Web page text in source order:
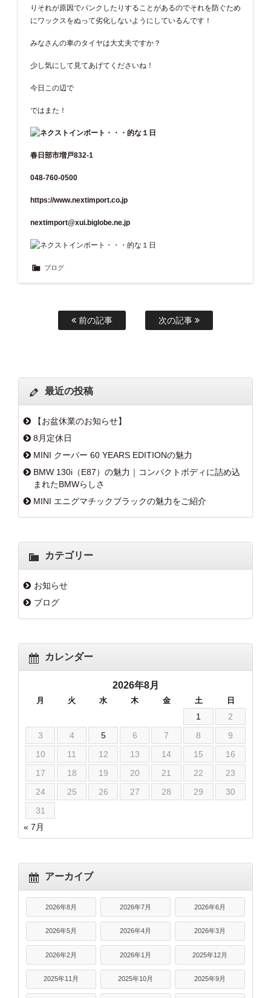
りそれが原因でパンクしたりすることがあるのでそれを防ぐため
にワックスをぬって劣化しないようにしているんです！
みなさんの車のタイヤは大丈夫ですか？
少し気にして見てあげてくださいね！
今日この辺で
ではまた！
春日部市増戸832-1
048-760-0500
https://www.nextimport.co.jp
nextimport@xui.biglobe.ne.jp
ブログ
前の記事 次の記事
最近の投稿
【お盆休業のお知らせ】
8月定休日
MINI クーパー 60 YEARS EDITIONの魅力
BMW 130i（E87）の魅力｜コンパクトボディに詰め込
まれたBMWらしさ
MINI エニグマチックブラックの魅力をご紹介
カテゴリー
お知らせ
ブログ
カレンダー
2026年8月
月 火 水 木 金 土 日
1
2
3
4 5 6 7 8
9
10
11 12 13 14 15
16
17
18 19 20 21 22
23
24
25 26 27 28 29
30
31
« 7月
アーカイブ
2026年8月 2026年7月 2026年6月
2026年5月 2026年4月 2026年3月
2026年2月 2026年1月 2025年12月
2025年11月 2025年10月 2025年9月